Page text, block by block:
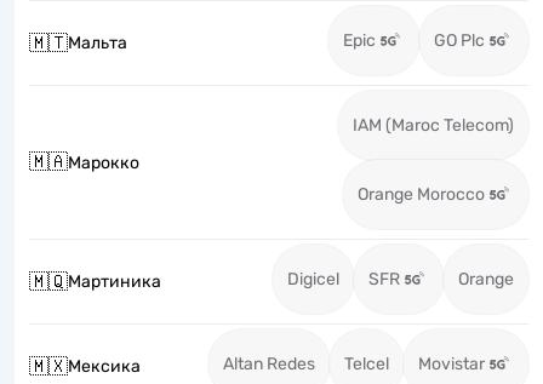
🇲🇹Мальта Epic GO Plc
🇲🇦Марокко
IAM (Maroc Telecom)
Orange Morocco
🇲🇶Мартиника Digicel SFR Orange
🇲🇽Мексика Altan Redes Telcel Movistar